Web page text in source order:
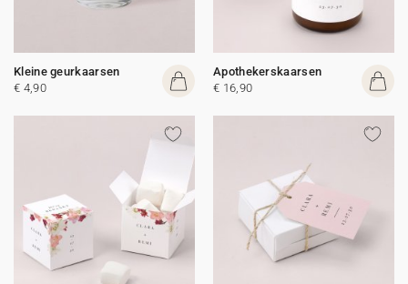
Kleine geurkaarsen
€ 4,90
Apothekerskaarsen
€ 16,90